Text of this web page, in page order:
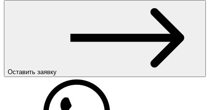
Оставить заявку